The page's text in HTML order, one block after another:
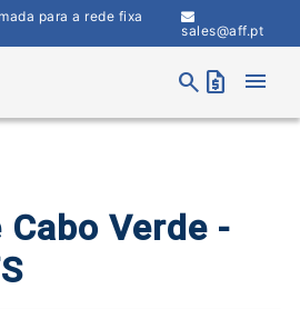
para a rede fixa
sales@aff.pt
search request_quote menu
Verde -